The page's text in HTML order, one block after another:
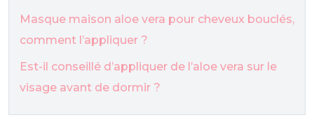
Masque maison aloe vera pour cheveux bouclés,
comment l’appliquer ?
Est-il conseillé d’appliquer de l’aloe vera sur le
visage avant de dormir ?